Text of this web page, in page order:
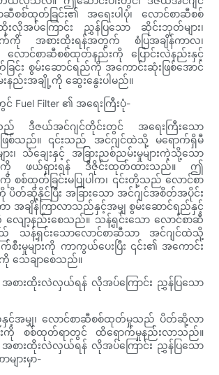
ဆီစစ်ထုတ်ခြင်း၏ အရေးပါပုံ၊ လောင်စာဆီစစ်
းလိုအပ်ကြောင်း ညွှန်ပြသော ဆိုင်းဘုတ်များ၊
ကို အစားထိုးရန်အတွက် စံပြအချိန်ကာလ၊
လောင်စာဆီစစ်ထုတ်နည်းကို ပြောင်းလဲနည်းနှင့်
ြင်း စွမ်းဆောင်ရည်ကို အကောင်းဆုံးဖြစ်အောင်
းနည်းအချို့ကို ဆွေးနွေးပါမည်။
င် Fuel Filter ၏ အရေးကြီးပုံ-
ဒီဇယ်အင်ဂျင်တိုင်းတွင် အရေးကြီးသော
ြစ်သည်။ ၎င်းသည် အင်ဂျင်ထဲသို့ မရောက်ရှိမီ
း၊ သံချေးနှင့် အခြားညစ်ညမ်းမှုများကဲ့သို့သော
ားကို ဖယ်ရှားရန် ဒီဇိုင်းထုတ်ထားသည်။ ဤ
ကို စစ်ထုတ်ခြင်းမပြုပါက၊ ၎င်းတို့သည် လောင်စာ
ကို ပိတ်ဆို့နိုင်ပြီး အခြားသော အင်ဂျင်အစိတ်အပိုင်း
ကာ အချိန်ကြာလာသည်နှင့်အမျှ စွမ်းဆောင်ရည်နှင့်
ျော့နည်းစေသည်။ သန့်ရှင်းသော လောင်စာဆီ
သန့်ရှင်းသောလောင်စာဆီသာ အင်ဂျင်ထဲသို့
က်စီးမှုများကို ကာကွယ်ပေးပြီး ၎င်း၏ အကောင်း
သေချာစေသည်။
အစားထိုးလဲလှယ်ရန် လိုအပ်ကြောင်း ညွှန်ပြသော
နှင့်အမျှ၊ လောင်စာဆီစစ်ထုတ်မှုသည် ပိတ်ဆို့လာ
ားကို စစ်ထုတ်ရာတွင် ထိရောက်မှုနည်းလာသည်။
အစားထိုးလဲလှယ်ရန် လိုအပ်ကြောင်း ညွှန်ပြသော
ျားမှာ-